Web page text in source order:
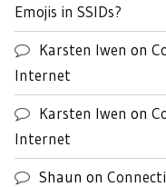
Emojis in SSIDs?
Karsten Iwen on
Internet
Karsten Iwen on
Internet
Shaun on